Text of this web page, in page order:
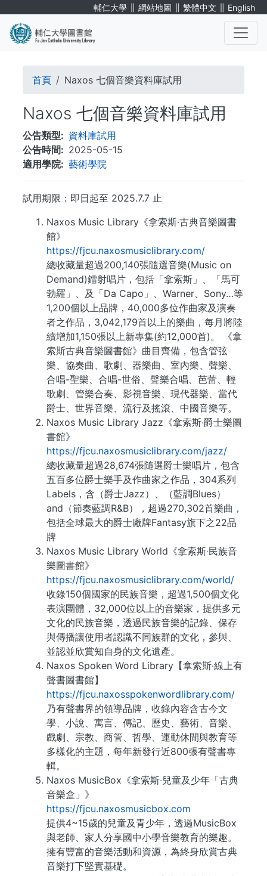
輔仁大學 ∥ 網站地圖 ∥ 繁體中文 ∥ English
導
連
結
首頁 Naxos 七個音樂資料庫試用
Naxos 七個音樂資料庫試用
公告類型
資料庫試用
公告時間
2025-05-15
適用學院
藝術學院
試用期限：即日起至 2025.7.7 止
Naxos Music Library《拿索斯‧古典音樂圖書
館》
https://fjcu.naxosmusiclibrary.com/
總收藏量超過200,140張隨選音樂(Music on
Demand)鐳射唱片，包括「拿索斯」、「馬可
勃羅」、及「Da Capo」、Warner、Sony…等
1,200個以上品牌，40,000多位作曲家及演奏
者之作品，3,042,179首以上的樂曲，每月將陸
續增加1,150張以上新專集(約12,000首)。 《拿
索斯古典音樂圖書館》曲目齊備，包含管弦
樂、協奏曲、歌劇、器樂曲、室內樂、聲樂、
合唱-聖樂、合唱-世俗、聲樂合唱、芭蕾、輕
歌劇、管樂合奏、影視音樂、現代器樂、當代
爵士、世界音樂、流行及搖滾、中國音樂等。
Naxos Music Library Jazz《拿索斯‧爵士樂圖
書館》
https://fjcu.naxosmusiclibrary.com/jazz/
總收藏量超過28,674張隨選爵士樂唱片，包含
五百多位爵士樂手及作曲家之作品，304系列
Labels，含（爵士Jazz）、（藍調Blues）
and（節奏藍調R&B），超過270,302首樂曲，
包括全球最大的爵士廠牌Fantasy旗下之22品
牌
Naxos Music Library World《拿索斯‧民族音
樂圖書館》
https://fjcu.naxosmusiclibrary.com/world/
收錄150個國家的民族音樂，超過1,500個文化
表演團體，32,000位以上的音樂家，提供多元
文化的民族音樂，透過民族音樂的記錄、保存
與傳播讓使用者認識不同族群的文化，參與、
並認並欣賞知自身的文化遺產。
Naxos Spoken Word Library【拿索斯‧線上有
聲書圖書館】
https://fjcu.naxosspokenwordlibrary.com/
乃有聲書界的領導品牌，收錄內容含古今文
學、小說、寓言、傳記、歷史、藝術、音樂、
戲劇、宗教、商管、哲學、運動休閒與教育等
多樣化的主題，每年新發行近800張有聲書專
輯。
Naxos MusicBox《拿索斯‧兒童及少年「古典
音樂盒」》
https://fjcu.naxosmusicbox.com
提供4~15歲的兒童及青少年，透過MusicBox
與老師、家人分享國中小學音樂教育的樂趣。
擁有豐富的音樂活動和資源，為終身欣賞古典
音樂打下堅實基礎。